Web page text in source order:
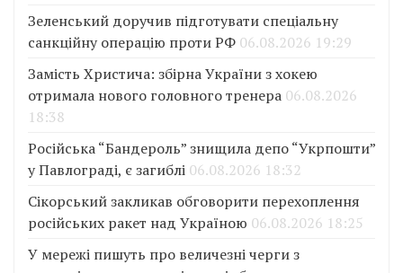
Зеленський доручив підготувати спеціальну
санкційну операцію проти РФ 06.08.2026 19:29
Замість Христича: збірна України з хокею
отримала нового головного тренера 06.08.2026
18:38
Російська “Бандероль” знищила депо “Укрпошти”
у Павлограді, є загиблі 06.08.2026 18:32
Сікорський закликав обговорити перехоплення
російських ракет над Україною 06.08.2026 18:25
У мережі пишуть про величезні черги з